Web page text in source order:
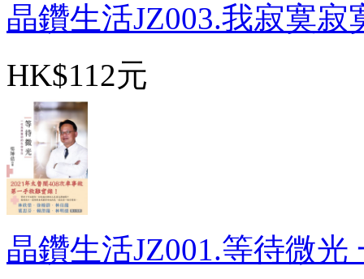
晶鑽生活JZ003.我寂寞寂
HK$112元
晶鑽生活JZ001.等待微光